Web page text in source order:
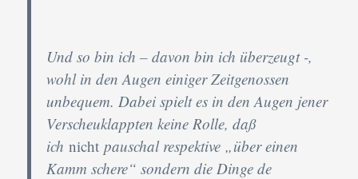
Und so bin ich – davon bin ich überzeugt -,
wohl in den Augen einiger Zeitgenossen
unbequem. Dabei spielt es in den Augen jener
Verscheuklappten keine Rolle, daß
ichnicht pauschal respektive „über einen
Kamm schere“ sondern die Dinge de